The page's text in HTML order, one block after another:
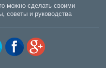
можно сделать своими
советы и руководства